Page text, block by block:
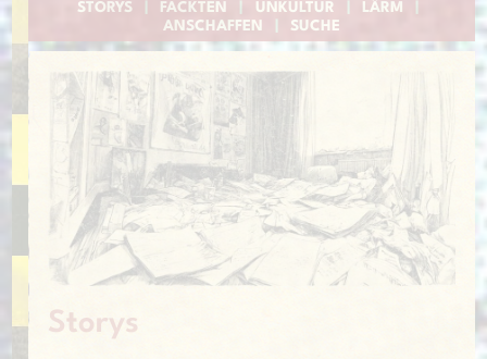
STORYS FACKTEN UNKULTUR LÄRM
ANSCHAFFEN
SUCHE
Storys